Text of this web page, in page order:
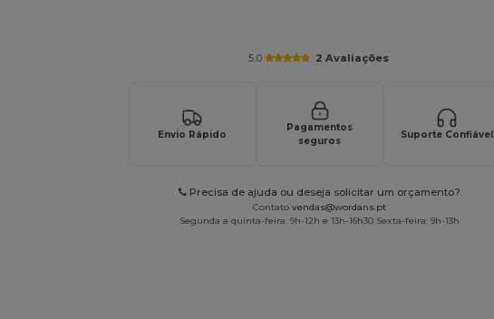
5.0 2 Avaliações
Envio Rápido
Pagamentos
seguros
Suporte Confiável
Precisa de ajuda ou deseja solicitar um orçamento?
Contatovendas@wordans.pt
Segunda a quinta-feira: 9h-12h e 13h-16h30 Sexta-feira: 9h-13h